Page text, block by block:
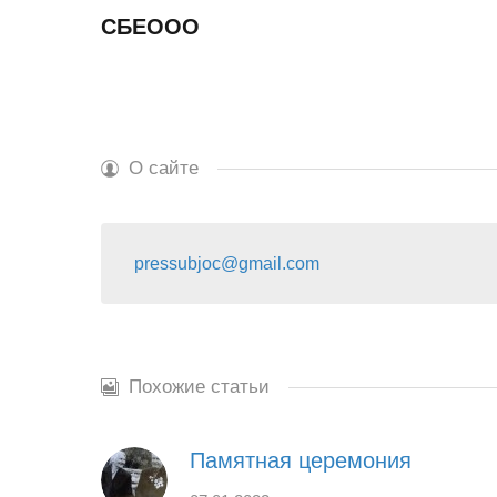
СБЕООО
О сайте
pressubjoc@gmail.com
Похожие статьи
Памятная церемония